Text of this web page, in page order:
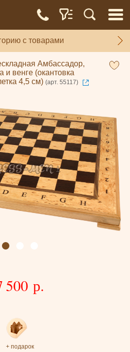
с товарами
Амбассадор,
и венге (окантовка
4,5 см) (арт. 55117)
500 р.
+ подарок